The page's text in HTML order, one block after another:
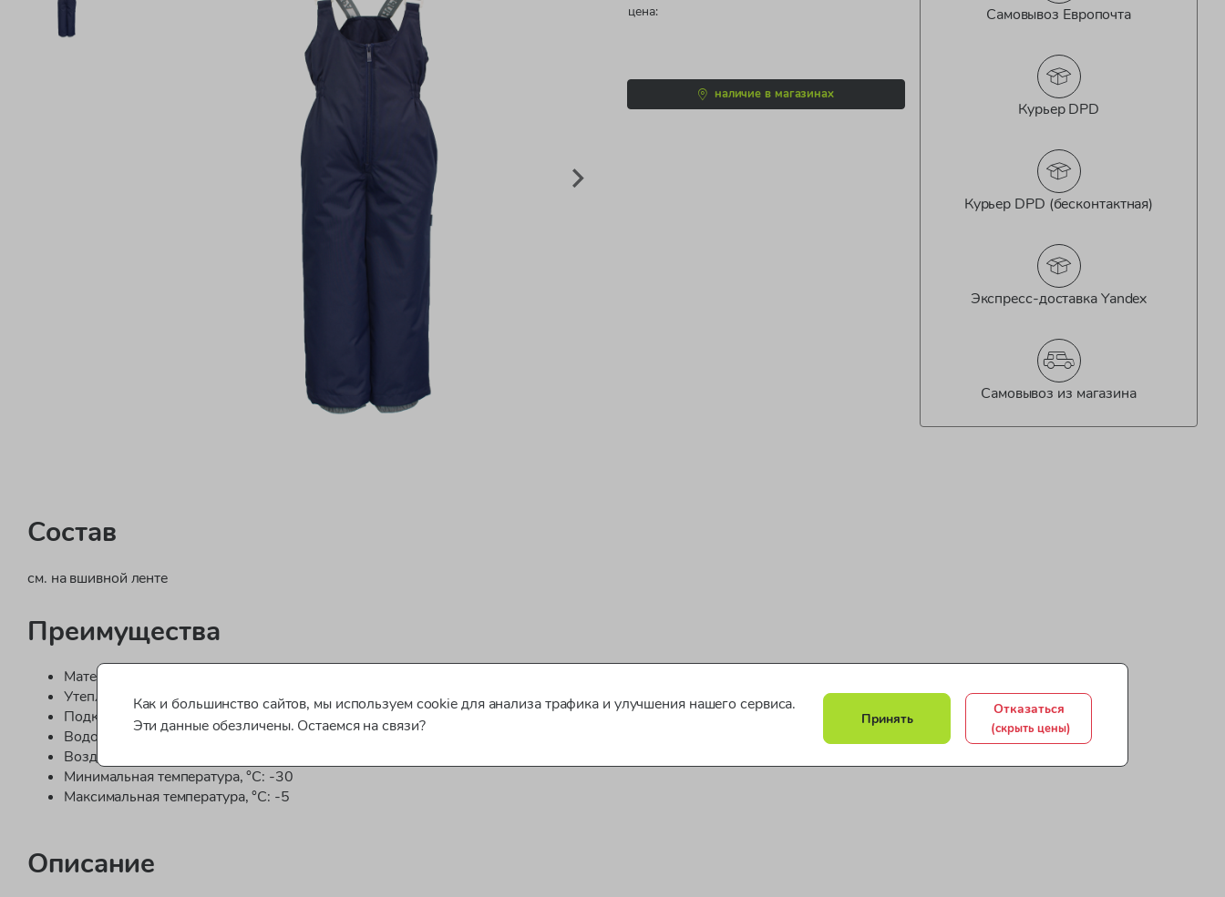
цена:
наличие в магазинах
Самовывоз Европочта
Курьер DPD
Курьер DPD (бесконтактная)
Экспресс-доставка Yandex
Самовывоз из магазина
Состав
см. на вшивной ленте
Преимущества
Материал: 100% полиэстер
Утеплитель: 100% полиэстер: 160 грамм/м2
Подклад: 100% полиэстер:
Водонепроницаемость:
Воздухопроницаемость:
Минимальная температура, °C: -30
Максимальная температура, °C: -5
Описание
Как и большинство сайтов, мы используем cookie для анализа трафика и улучшения нашего сервиса.
Эти данные обезличены. Остаемся на связи?
Принять
Отказаться
(скрыть цены)